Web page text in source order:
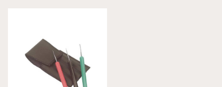
VAŠA OTÁZKA K PRODUKTU